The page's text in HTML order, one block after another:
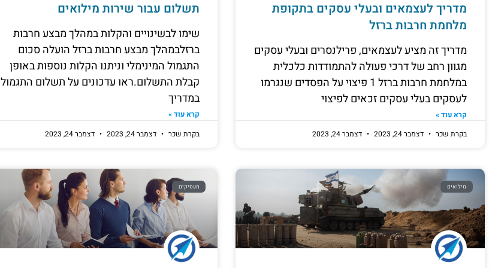
מדריך לעצמאים ובעלי עסקים בתקופת
מלחמת חרבות ברזל
מדריך זה מציע לעצמאים, פרילנסרים ובעלי עסקים
מגוון רחב של דרכי פעולה להתמודדות כלכלית
במלחמת חרבות ברזל 1 פיצוי על הפסדים שנגרמו
לעסקים בעלי עסקים זכאים לפיצוי
קרא עוד »
בקרת שכר
דצמבר 24, 2023 דצמבר 24, 2023
תשלום עבור שירות מילואים
שימו לבשינויים והקלות במהלך מבצע חרבות
ברזלבמהלך מבצע חרבות ברזל הועלה סכום
התגמול המינימלי וניתנו הקלות נוספות באופן
קבלת התשלום.ראו עדכונים על תשלום התגמול
במדריך
קרא עוד »
בקרת שכר
דצמבר 24, 2023 דצמבר 24, 2023
מילואים מעסיקים